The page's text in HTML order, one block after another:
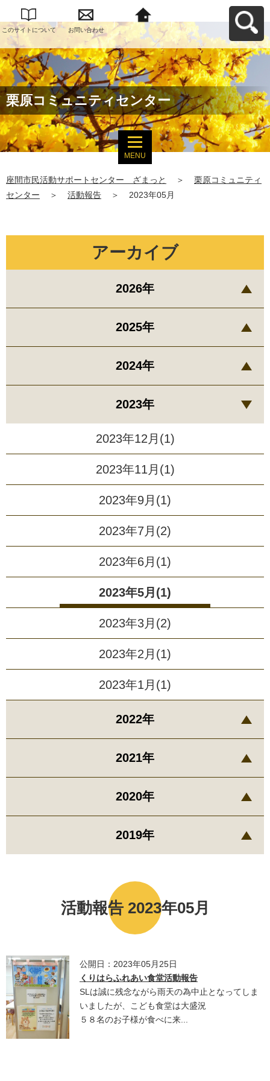
このサイトについて お問い合わせ
座間市民活動サポー
トセンター ざまっ
とへ戻る
栗原コミュニティセンター
MENU
座間市民活動サポートセンター ざまっと ＞
栗原コミュニティ
センター
＞ 活動報告 ＞ 2023年05月
活動報告 2023年05月
公開日：2023年05月25日
くりはらふれあい食堂活動報告
SLは誠に残念ながら雨天の為中止となってしま
いましたが、こども食堂は大盛況
５８名のお子様が食べに来...
アーカイブ
2026年
2025年
2024年
2023年
2023年12月(1)
2023年11月(1)
2023年9月(1)
2023年7月(2)
2023年6月(1)
2023年5月(1)
2023年3月(2)
2023年2月(1)
2023年1月(1)
2022年
2021年
2020年
2019年